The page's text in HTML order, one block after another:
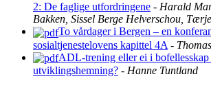
2: De faglige utfordringene - Harald
Bakken, Sissel Berge Helverschou,
To vårdager i Bergen – en
sosialtjenestelovens kapittel 4A -
ADL-trening eller ei i bofellesskap
utviklingshemning? - Hanne Tuntland